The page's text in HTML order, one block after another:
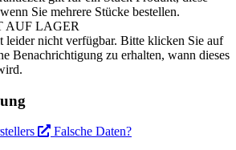
Sie mehrere Stücke bestellen.
AUF LAGER
leider nicht verfügbar. Bitte klicken Sie auf
Benachrichtigung zu erhalten, wann dieses
Falsche Daten?